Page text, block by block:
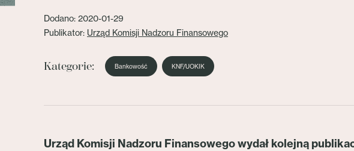
Dodano: 2020-01-29
Publikator: Urząd Komisji Nadzoru Finansowego
Kategorie: Bankowość KNF/UOKIK
Urząd Komisji Nadzoru Finansowego wydał kolejną